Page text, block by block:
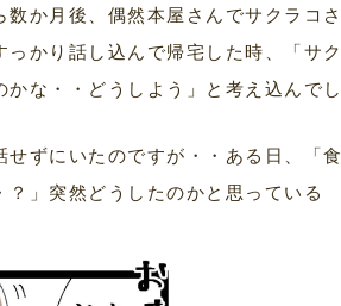
か月後、偶然本屋さんでサクラコさ
かり話し込んで帰宅した時、「サク
な・・どうしよう」と考え込んでし
ずにいたのですが・・ある日、「食
」突然どうしたのかと思っている